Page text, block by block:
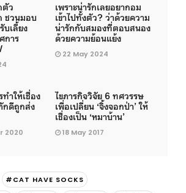
ตัว
ชวนมอบ
บเลี้ยง
การ
เพราะน่ารักเลยอยากอม
เข้าไปทั้งตัว? ว่าด้วยความ
น่ารักกับสมองที่ตอบสนอง
ด้วยความย้อนแย้ง
22 May 2024
ทำให้เชื่อง
กดีถูกส่ง
2020
ไขภารกิจวิจัย 6 ทศวรรษ
เพื่อเปลี่ยน ‘จิ้งจอกป่า’ ให้
เชื่องเป็น ‘หมาบ้าน’
18 May 2017
#CAT HAVE SOCKS